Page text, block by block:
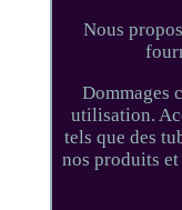
Nous
Dommages
utilisation.
tels que des
nos produits